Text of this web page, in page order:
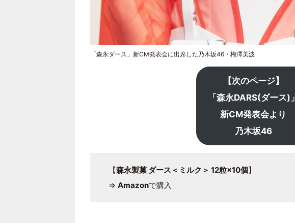
「森永ダース」新CM発表会に出席した乃木坂46・梅澤美波
【次のページ】
「森永DARS(ダース)」
新CM発表会より
乃木坂46
【森永製菓 ダース＜ミルク＞ 12粒×10個】
⇒ Amazonで購入